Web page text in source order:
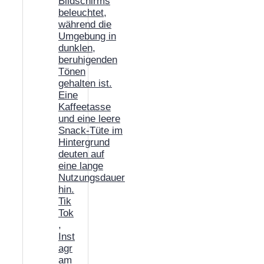
Tik
Tok
,
Inst
agr
am